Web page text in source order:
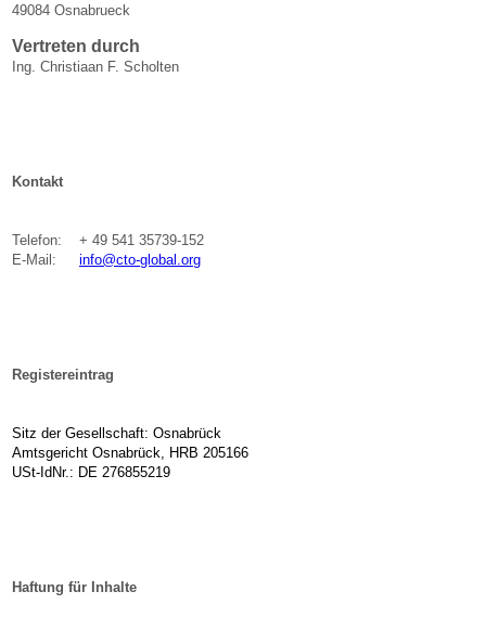
49084 Osnabrueck
Vertreten durch
Ing. Christiaan F. Scholten
Kontakt
Telefon:
E-Mail:
+ 49 541 35739-152
info@cto-global.org
Registereintrag
Sitz der Gesellschaft: Osnabrück
Amtsgericht Osnabrück, HRB 205166
USt-IdNr.: DE 276855219
Haftung für Inhalte